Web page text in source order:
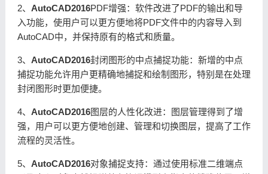
2、 AutoCAD2016PDF增强：软件改进了PDF的输出和导
入功能，使用户可以更方便地将PDF文件中的内容导入到
AutoCAD中，并保持原有的格式和质量。
3、 AutoCAD2016封闭图形的中点捕捉功能：新增的中点
捕捉功能允许用户更精确地捕捉和绘制图形，特别是在处理
封闭图形时更加便捷。
4、 AutoCAD2016图层的人性化改进：图层管理得到了增
强，用户可以更方便地创建、管理和切换图层，提高了工作
流程的灵活性。
5、 AutoCAD2016对象捕捉支持：通过使用标准二维端点